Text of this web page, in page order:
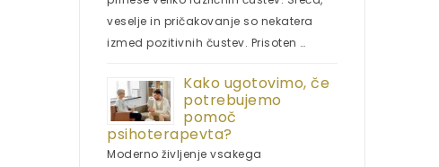
veselje in pričakovanje so nekatera
izmed pozitivnih čustev. Prisoten …
Kako ugotovimo, če
potrebujemo
pomoč
psihoterapevta?
Moderno življenje vsakega